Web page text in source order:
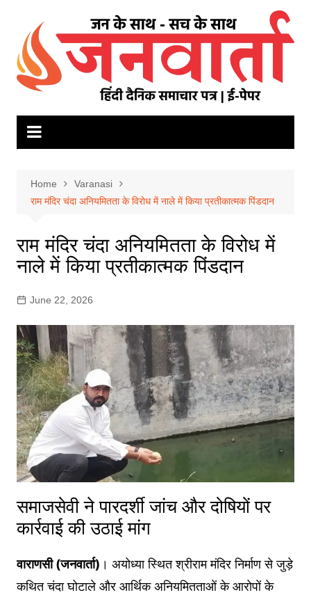
content
Home
Varanasi
राम मंदिर चंदा अनियमितता के विरोध में नाले में किया प्रतीकात्मक पिंडदान
राम मंदिर चंदा अनियमितता के विरोध में
नाले में किया प्रतीकात्मक पिंडदान
June 22, 2026
समाजसेवी ने पारदर्शी जांच और दोषियों पर
कार्रवाई की उठाई मांग
वाराणसी (जनवार्ता) । अयोध्या स्थित श्रीराम मंदिर निर्माण से जुड़े
कथित चंदा घोटाले और आर्थिक अनियमितताओं के आरोपों के